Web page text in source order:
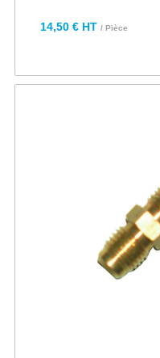
14,50 € HT / Pièce